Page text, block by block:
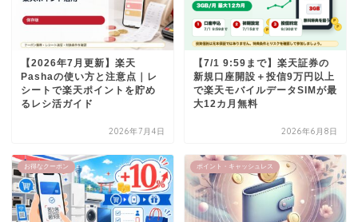
【2026年7月更新】楽天
Pashaの使い方と注意点｜レ
シートで楽天ポイントを貯め
るレシ活ガイド
2026年7月4日
【7/1 9:59まで】楽天証券の
新規口座開設＋投信9万円以上
で楽天モバイルデータSIMが最
大12カ月無料
2026年6月8日
お得なクーポン ポイント・キャッシュレス